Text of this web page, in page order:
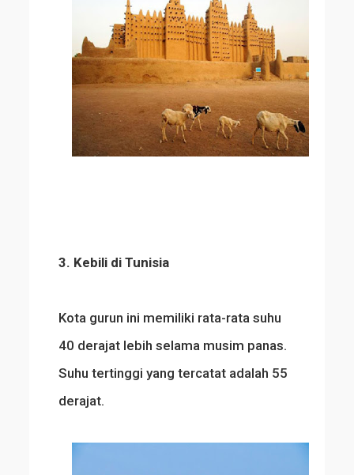
3. Kebili di Tunisia
Kota gurun ini memiliki rata-rata suhu
40 derajat lebih selama musim panas.
Suhu tertinggi yang tercatat adalah 55
derajat.